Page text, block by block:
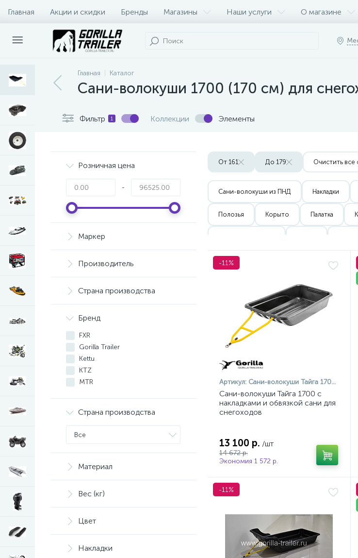
Главная Акции и скидки Бренды Магазины Наши услуги О магазине
Оплата и доставка Контакты
Главная Каталог
Сани-волокуши 1700 (170 см) для
Фильтр 1 Коллекции Элементы
Розничная цена
-
Маркер
Производитель
Страна производства
Бренд
FXR
Gorilla Trailer
Kettu
KTZ
MTR
Rival
SNOWCRUISER
Мореман
Полимер Поволжье
Страна производства
Все
Материал
Вес (кг)
Цвет
Накладки
От 161 До 179 Очистить все
Сани-волокуши из ПНД Накладки
Полозья Корыто Палатка
180 см
Сани Kettu
-11%
Артикул: Сани-волокуши Тайга 1700 с обвязкой и накладками
Сани-волокуши Тайга 1700 с
накладками и обвязкой сани для
снегоходов
13 100 р. /шт
14 672 р.
Экономия 1 572 р.
-11%